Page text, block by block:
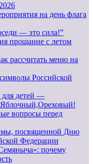
на день флага
— это сила!”
прощание с летом
рассчитать меню на
Российской
для детей —
вопросы перед
посвященной Дню
Федерации
почему